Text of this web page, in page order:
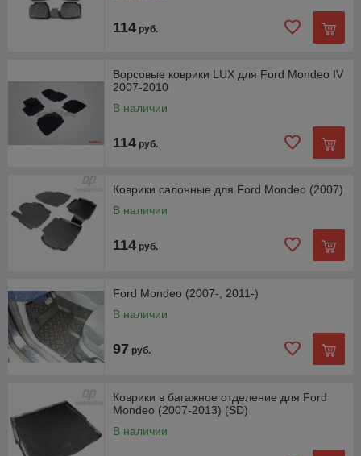
114 руб.
Ворсовые коврики LUX для Ford Mondeo IV
2007-2010
В наличии
114 руб.
Коврики салонные для Ford Mondeo (2007)
В наличии
114 руб.
Ford Mondeo (2007-, 2011-)
В наличии
97 руб.
Коврики в багажное отделение для Ford
Mondeo (2007-2013) (SD)
В наличии